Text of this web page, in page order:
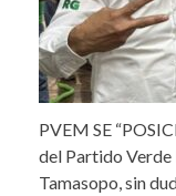
PVEM SE
del Partido
Tamasopo, sin